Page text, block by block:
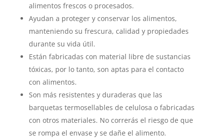
alimentos frescos o procesados.
Ayudan a proteger y conservar los alimentos,
manteniendo su frescura, calidad y propiedades
durante su vida útil.
Están fabricadas con material libre de sustancias
tóxicas, por lo tanto, son aptas para el contacto
con alimentos.
Son más resistentes y duraderas que las
barquetas termosellables de celulosa o fabricadas
con otros materiales. No correrás el riesgo de que
se rompa el envase y se dañe el alimento.